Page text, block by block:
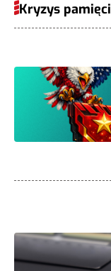
Kryzys pamięci